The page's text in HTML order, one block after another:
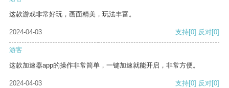
这款游戏非常好玩，画面精美，玩法丰富。
2024-04-03 支持[0] 反对[0]
游客
这款加速器app的操作非常简单，一键加速就能开启，非常方便。
2024-04-03 支持[0] 反对[0]